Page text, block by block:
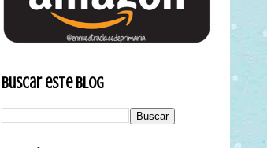
Buscar este blog